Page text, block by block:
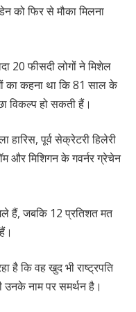
को फिर से मौका मिलना
20 फीसदी लोगों ने मिशेल
का कहना था कि 81 साल के
विकल्प हो सकती हैं।
हारिस, पूर्व सेक्रेटरी हिलेरी
और मिशिगन के गवर्नर ग्रेचेन
हैं, जबकि 12 प्रतिशत मत
है कि वह खुद भी राष्ट्रपति
उनके नाम पर समर्थन है।